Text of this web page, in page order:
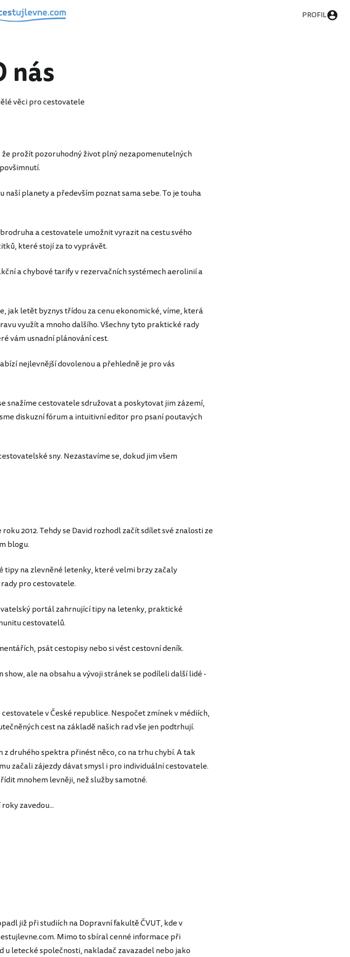
PROFIL
nás
věci pro cestovatele
prožít pozoruhodný život plný nezapomenutelných
planety a především poznat sama sebe. To je touha
a cestovatele umožnit vyrazit na cestu svého
které stojí za to vyprávět.
a chybové tarify v rezervačních systémech aerolinií a
jak letět byznys třídou za cenu ekonomické, víme, která
využít a mnoho dalšího. Všechny tyto praktické rady
vám usnadní plánování cest.
nejlevnější dovolenou a přehledně je pro vás
snažíme cestovatele sdružovat a poskytovat jim zázemí,
diskuzní fórum a intuitivní editor pro psaní poutavých
sny. Nezastavíme se, dokud jim všem
2012. Tehdy se David rozhodl začít sdílet své znalosti ze
blogu.
tipy na zlevněné letenky, které velmi brzy začaly
pro cestovatele.
portál zahrnující tipy na letenky, praktické
cestovatelů.
psát cestopisy nebo si vést cestovní deník.
ale na obsahu a vývoji stránek se podíleli další lidé -
v České republice. Nespočet zmínek v médiích,
cest na základě našich rad vše jen podtrhují.
druhého spektra přinést něco, co na trhu chybí. A tak
začali zájezdy dávat smysl i pro individuální cestovatele.
mnohem levněji, než služby samotné.
zavedou...
již při studiích na Dopravní fakultě ČVUT, kde v
Mimo to sbíral cenné informace při
u letecké společnosti, nakladač zavazadel nebo jako